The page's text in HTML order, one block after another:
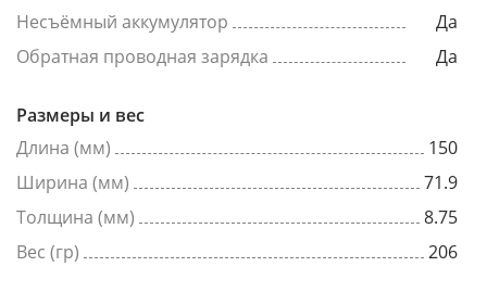
Несъёмный аккумулятор
Да
Обратная проводная зарядка
Да
Размеры и вес
Длина (мм)
150
Ширина (мм)
71.9
Толщина (мм)
8.75
Вес (гр)
206